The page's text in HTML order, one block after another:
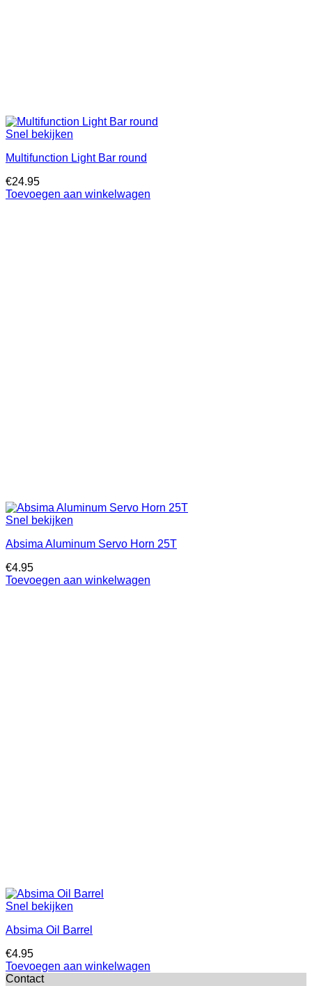
Snel bekijken
Multifunction Light Bar round
€24.95
Toevoegen aan winkelwagen
Snel bekijken
Absima Aluminum Servo Horn 25T
€4.95
Toevoegen aan winkelwagen
Snel bekijken
Absima Oil Barrel
€4.95
Toevoegen aan winkelwagen
Contact